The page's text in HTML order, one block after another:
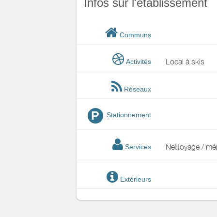
Communs
Activités Local à skis
Réseaux
P Stationnement
Services Nettoyage /
Extérieurs